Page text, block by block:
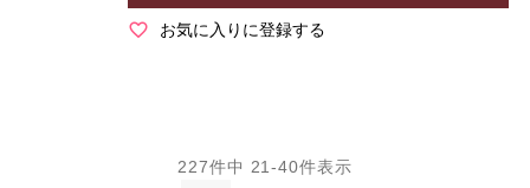
お気に入りに登録する
227件中 21-40件表示